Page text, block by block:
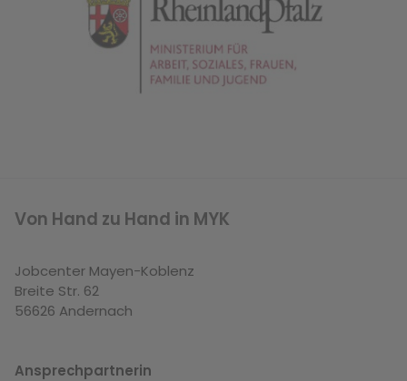
Von Hand zu Hand in MYK
Jobcenter Mayen-Koblenz
Breite Str. 62
56626 Andernach
Ansprechpartnerin